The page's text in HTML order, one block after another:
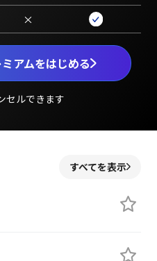
アムをはじめる
セルできます
×
すべてを表示